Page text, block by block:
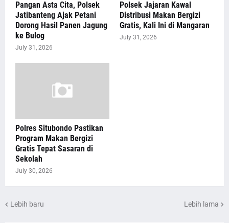
Pangan Asta Cita, Polsek
Jatibanteng Ajak Petani
Dorong Hasil Panen Jagung
ke Bulog
July 31, 2026
Polsek Jajaran Kawal
Distribusi Makan Bergizi
Gratis, Kali Ini di Mangaran
July 31, 2026
Polres Situbondo Pastikan
Program Makan Bergizi
Gratis Tepat Sasaran di
Sekolah
July 30, 2026
Lebih baru Lebih lama